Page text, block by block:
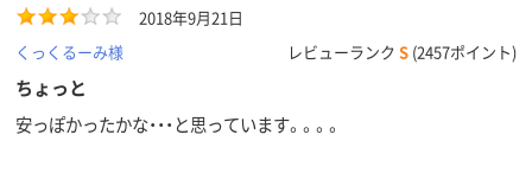
プホール
重量 約9.2g 約8.7g
2018年9月21日
くっくるーみ様
レビューランク S (2457ポイント)
ちょっと
安っぽかったかな・・・と思っています。。。。